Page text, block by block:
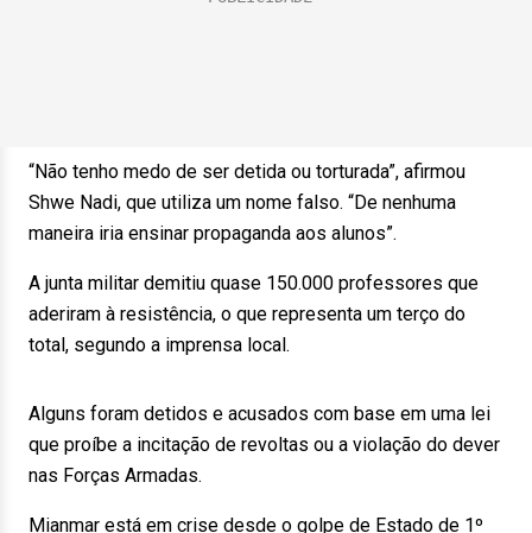
“Não tenho medo de ser detida ou torturada”, afirmou
Shwe Nadi, que utiliza um nome falso. “De nenhuma
maneira iria ensinar propaganda aos alunos”.
A junta militar demitiu quase 150.000 professores que
aderiram à resistência, o que representa um terço do
total, segundo a imprensa local.
Alguns foram detidos e acusados com base em uma lei
que proíbe a incitação de revoltas ou a violação do dever
nas Forças Armadas.
Mianmar está em crise desde o golpe de Estado de 1º